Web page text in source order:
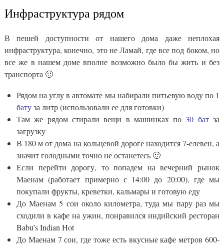
Инфраструктура рядом
В пешей доступности от нашего дома даже неплохая
инфраструктура, конечно, это не Ламай, где все под боком, но
все же в нашем доме вполне возможно было бы жить и без
транспорта 🙂
Рядом на углу в автомате мы набирали питьевую воду по 1
батуза литр (использовали ее для готовки)
Там же рядом стирали вещи в машинках по 30 батза
загрузку
В 180 м от дома на кольцевой дороге находится 7-елевен, а
значит голодными точно не останетесь 🙂
Если перейти дорогу, то попадем на вечерний рынок
Маенам (работает примерно с 14:00 до 20:00), где мы
покупали фрукты, креветки, кальмары и готовую еду
До Маенам 5 сои около километра, туда мы пару раз мы
сходили в кафе на ужин, понравился индийский ресторан
Babu’s Indian Hot
До Маенам 7 сои, где тоже есть вкусные кафе метров 600-